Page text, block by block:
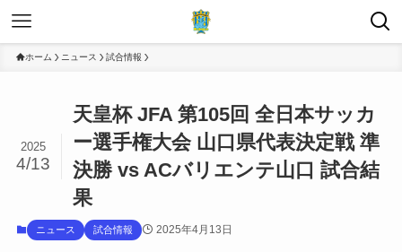
ホーム ニュース 試合情報
天皇杯 JFA 第105回 全日本サッカ
ー選手権大会 山口県代表決定戦 準
決勝 vs ACバリエンテ山口 試合結
果
2025
4/13
ニュース 試合情報 2025年4月13日